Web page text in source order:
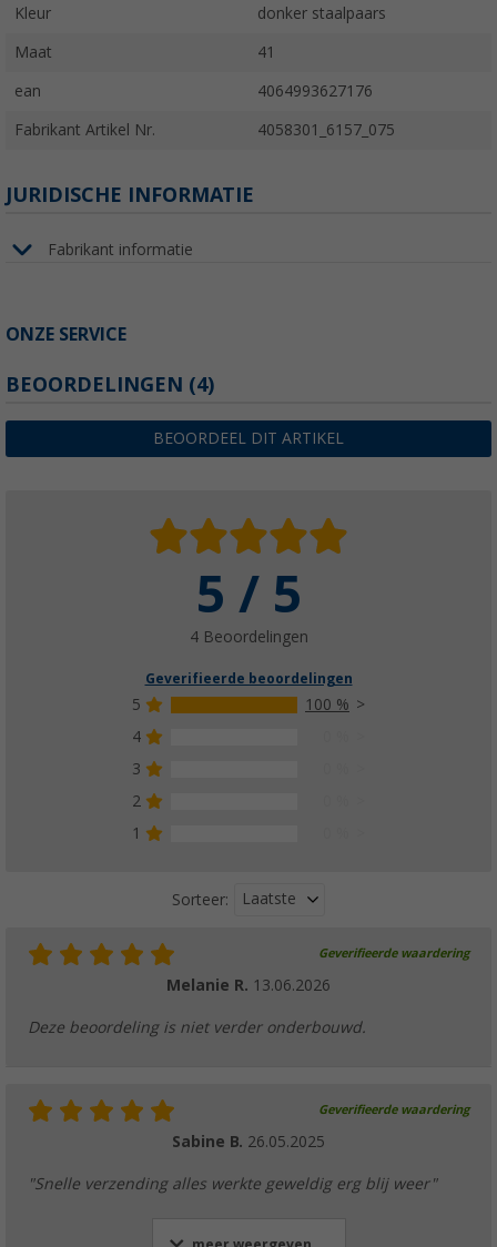
Kleur donker staalpaars
Maat 41
ean 4064993627176
Fabrikant Artikel Nr. 4058301_6157_075
JURIDISCHE INFORMATIE
Fabrikant informatie
ONZE SERVICE
BEOORDELINGEN (4)
BEOORDEEL DIT ARTIKEL
5 / 5
4 Beoordelingen
Geverifieerde beoordelingen
5
100 %
4
3
2
1
Sorteer: Laatste
Geverifieerde waardering
Melanie R. 13.06.2026
Deze beoordeling is niet verder onderbouwd.
Geverifieerde waardering
Sabine B. 26.05.2025
"Snelle verzending alles werkte geweldig erg blij weer"